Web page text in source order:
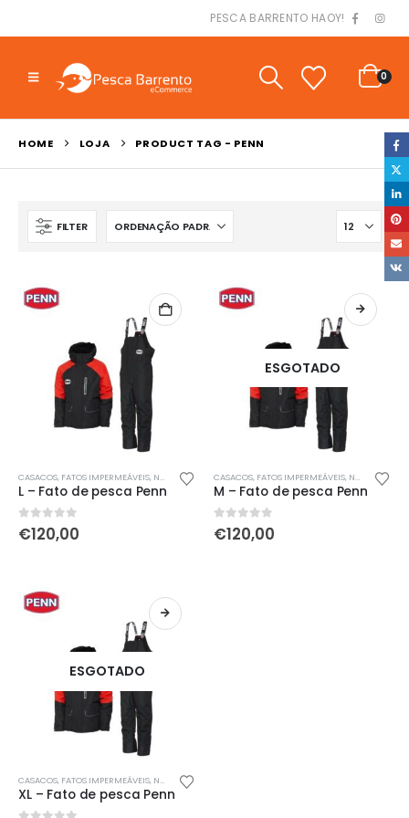
PESCA BARRENTO HAOY!
0
HOME LOJA PRODUCT TAG - PENN
FILTER
CASACOS, FATOS IMPERMEÁVEIS, NOVIDADES ÚLTIMAS ENTRADAS,VESTUÁRIO
L – Fato de pesca Penn
0out of 5
€120,00
ESGOTADO
CASACOS, FATOS IMPERMEÁVEIS, NOVIDADES
M – Fato de pesca Penn
0out of 5
€120,00
ESGOTADO
CASACOS, FATOS IMPERMEÁVEIS, NOVIDADES
XL – Fato de pesca Penn